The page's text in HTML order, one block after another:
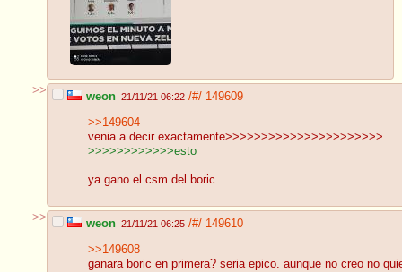
>> weon 21/11/21 06:22 /#/ 149609
>>149604
venia a decir exactamente>>>>>>>>>>>>>>>>>>>>>>
>>>>>>>>>>>>esto
ya gano el csm del boric
>> weon 21/11/21 06:25 /#/ 149610
>>149608
ganara boric en primera? seria epico. aunque no creo no